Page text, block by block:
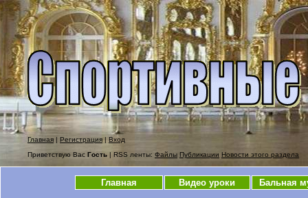
Главная | Регистрация | Вход
Приветствую Вас Гость | RSS ленты: Файлы Публикации Новости этого раздела
Главная Видео уроки Бальная